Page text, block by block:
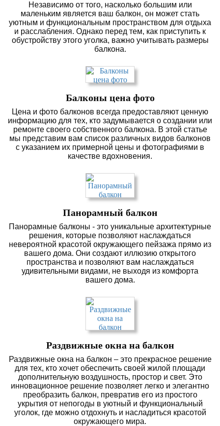
Независимо от того, насколько большим или
маленьким является ваш балкон, он может стать
уютным и функциональным пространством для отдыха
и расслабления. Однако перед тем, как приступить к
обустройству этого уголка, важно учитывать размеры
балкона.
Балконы цена фото
Цена и фото балконов всегда предоставляют ценную
информацию для тех, кто задумывается о создании или
ремонте своего собственного балкона. В этой статье
мы представим вам список различных видов балконов
с указанием их примерной цены и фотографиями в
качестве вдохновения.
Панорамный балкон
Панорамные балконы - это уникальные архитектурные
решения, которые позволяют наслаждаться
невероятной красотой окружающего пейзажа прямо из
вашего дома. Они создают иллюзию открытого
пространства и позволяют вам наслаждаться
удивительными видами, не выходя из комфорта
вашего дома.
Раздвижные окна на балкон
Раздвижные окна на балкон – это прекрасное решение
для тех, кто хочет обеспечить своей жилой площади
дополнительную воздушность, простор и свет. Это
инновационное решение позволяет легко и элегантно
преобразить балкон, превратив его из простого
укрытия от непогоды в уютный и функциональный
уголок, где можно отдохнуть и насладиться красотой
окружающего мира.